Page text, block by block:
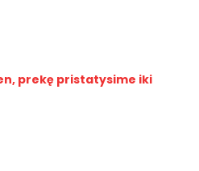
prekę pristatysime iki